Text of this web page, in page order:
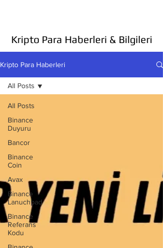
Kripto Para Haberleri & Bilgileri
Kripto Para Haberleri
All Posts
Binance
Duyuru
Bancor
Binance
Coin
Avax
Binance
Lanuchpad
Binance
Referans
Kodu
All Posts